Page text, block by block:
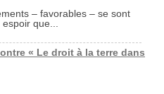
– favorables – se sont
que...
« Le droit à la terre dans